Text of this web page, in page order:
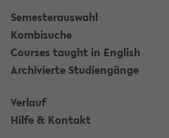
Semesterauswahl
Kombisuche
Courses taught in English
Archivierte Studiengänge
Verlauf
Hilfe & Kontakt